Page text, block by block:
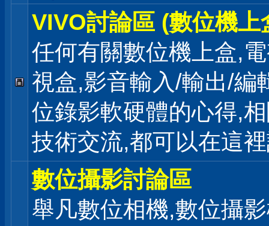
VIVO討論區 (數位機上
任何有關數位機上盒,
視盒,影音輸入/輸出/編
位錄影軟硬體的心得,
技術交流,都可以在這
數位攝影討論區
舉凡數位相機,數位攝